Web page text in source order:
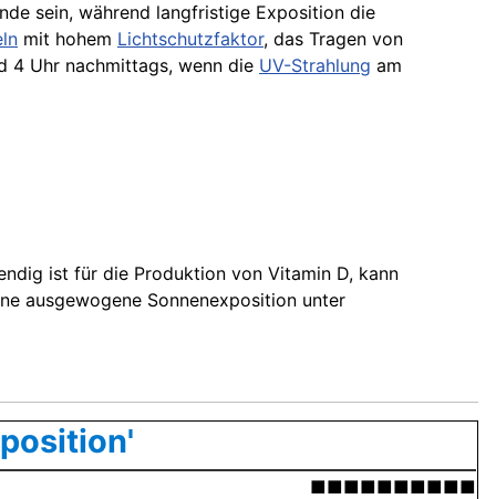
sein, während langfristige Exposition die
mit hohem Lichtschutzfaktor, das Tragen von
4 Uhr nachmittags, wenn die UV-Strahlung am
ist für die Produktion von Vitamin D, kann
ausgewogene Sonnenexposition unter
■■■■■■■■■■